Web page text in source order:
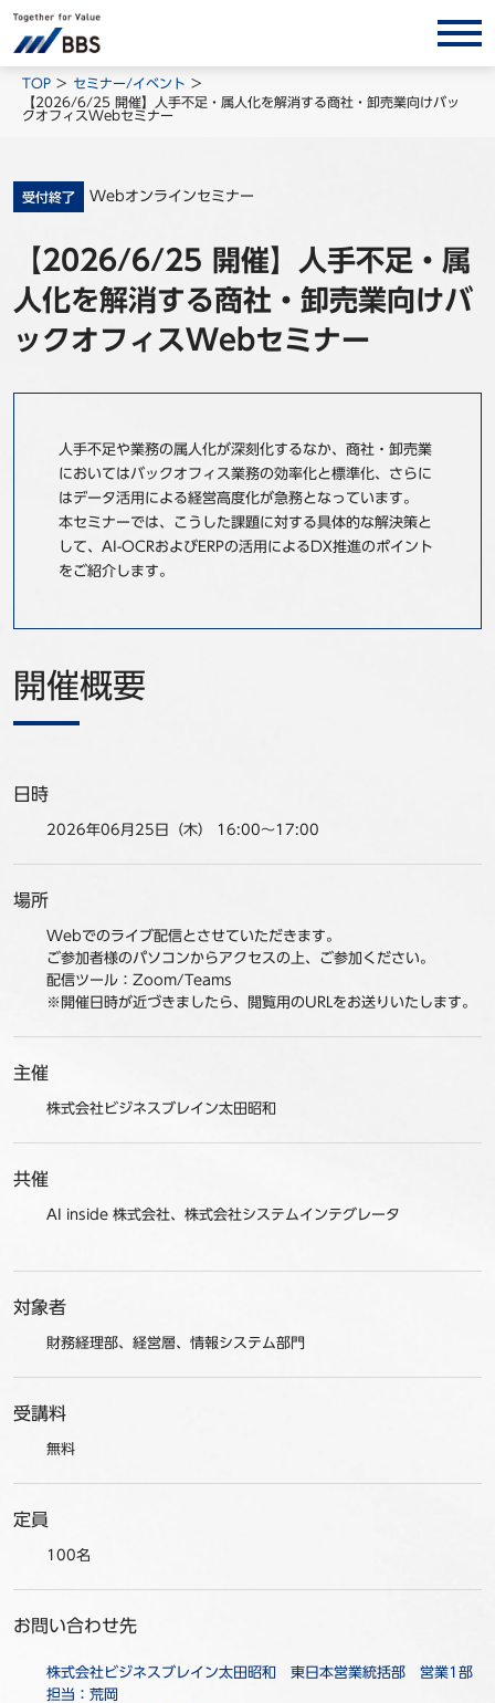
サービス/ソリューション
経営会計コンサルティング
BPO
インサイト
コラム
対談/鼎談
出版書籍
事例
ニュース
TOP
セミナー/イベント
【2026/6/25 開催】人手不足・属人化を解消する商社・卸売業向けバッ
クオフィスWebセミナー
受付終了 Webオンラインセミナー
【2026/6/25 開催】人手不足・属
人化を解消する商社・卸売業向けバ
ックオフィスWebセミナー
人手不足や業務の属人化が深刻化するなか、商社・卸売業
においてはバックオフィス業務の効率化と標準化、さらに
はデータ活用による経営高度化が急務となっています。
本セミナーでは、こうした課題に対する具体的な解決策と
して、AI-OCRおよびERPの活用によるDX推進のポイント
をご紹介します。
開催概要
日時
2026年06月25日（木） 16:00～17:00
場所
Webでのライブ配信とさせていただきます。
ご参加者様のパソコンからアクセスの上、ご参加ください。
配信ツール：Zoom/Teams
※開催日時が近づきましたら、閲覧用のURLをお送りいたします。
主催
株式会社ビジネスブレイン太田昭和
共催
AI inside 株式会社、株式会社システムインテグレータ
対象者
財務経理部、経営層、情報システム部門
受講料
無料
定員
100名
お問い合わせ先
株式会社ビジネスブレイン太田昭和 東日本営業統括部 営業1部
担当：荒岡